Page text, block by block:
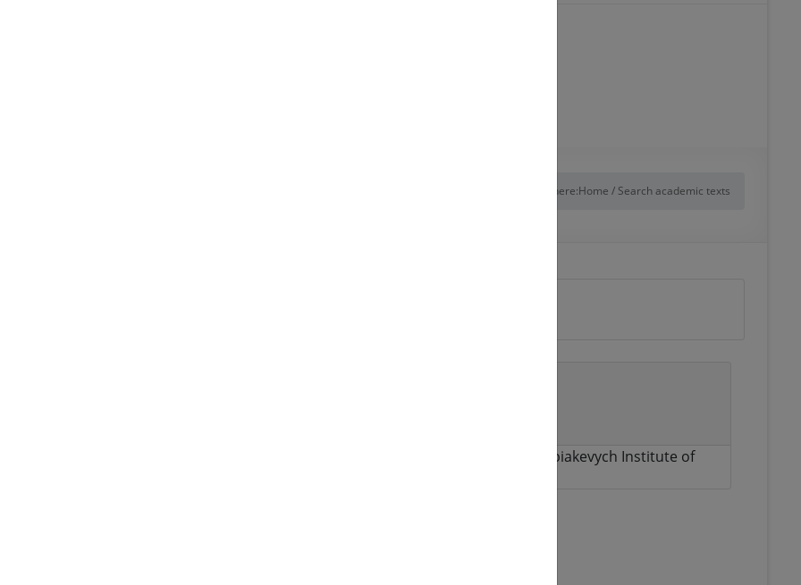
You are here:Home / Search academic texts
. Galician-Volhynian principality in diversity and historical unity of its lands. Ivan Krypiakevych Institute of